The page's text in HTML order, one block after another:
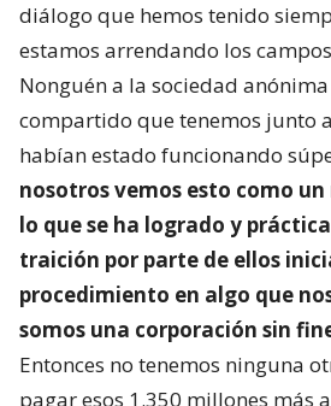
diálogo que hemos tenido
estamos arrendando los
Nonguén a la sociedad
compartido que tenemos junto
habían estado funcionando
nosotros vemos esto como
lo que se ha logrado y
traición por parte de ellos
procedimiento en algo que
somos una corporación sin
Entonces no tenemos ninguna
pagar esos 1.350 millones más